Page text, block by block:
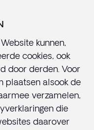
kunnen,
cookies, ook
door derden. Voor
plaatsen alsook de
verzamelen,
die
daarover